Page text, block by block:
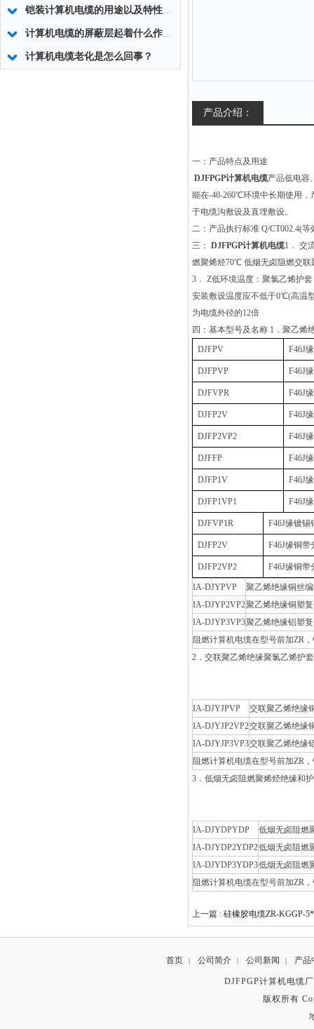
铠装计算机电缆的用途以及特性有哪些？
计算机电缆的屏蔽层起着什么作用？
计算机电缆老化是怎么回事？
产品介绍：
一：产品特点及用途
DJFPGP计算机电缆产品低电容
能在-40-260℃环境中长期使用
于电缆沟敷设及直埋敷设。
二：产品执行标准 Q/CT002.4(
三： DJFPGP计算机电缆1． 交
燃聚烯烃70℃ 低烟无卤阻燃交
3． Z低环境温度：聚氯乙烯护
安装敷设温度应不低于0℃(高温
为电缆外径的12倍
四：基本型号及名称 1．聚乙烯
DJFPV
F46J
DJFPVP F46J
DJFVPR F46J
DJFP2V F46J
DJFP2VP2 F46J
DJFFP F46J
DJFP1V F46J
DJFP1VP1 F46J
DJFVP1R F46J缘镀
DJFP2V F46J缘铜
DJFP2VP2 F46J缘铜
IA-DJYPVP
聚乙烯绝缘铜丝
IA-DJYP2VP2聚乙烯绝缘铜塑
IA-DJYP3VP3聚乙烯绝缘铝塑
阻燃计算机电缆在型号前加ZR
2．交联聚乙烯绝缘聚氯乙烯护
IA-DJYJPVP
交联聚乙烯绝缘
IA-DJYJP2VP2交联聚乙烯绝缘
IA-DJYJP3VP3交联聚乙烯绝缘
阻燃计算机电缆在型号前加ZR
3．低烟无卤阻燃聚烯烃绝缘和
IA-DJYDPYDP
低烟无卤阻燃
IA-DJYDP2YDP2低烟无卤阻燃
IA-DJYDP3YDP3低烟无卤阻燃
阻燃计算机电缆在型号前加ZR
上一篇 : 硅橡胶电缆ZR-KGGP-
首页 | 公司简介 | 公司新闻 | 产品
DJFPGP计算机电缆
版权所有